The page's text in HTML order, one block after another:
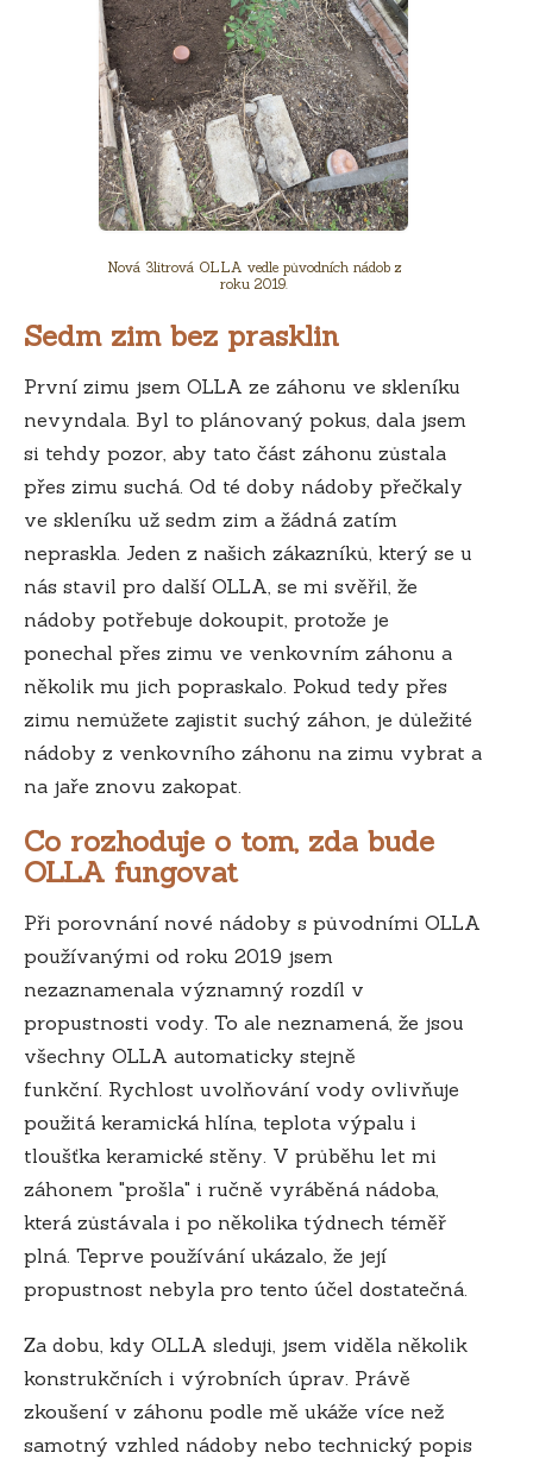
Nová 3litrová OLLA vedle původních nádob z
roku 2019.
Sedm zim bez prasklin
První zimu jsem OLLA ze záhonu ve skleníku
nevyndala. Byl to plánovaný pokus, dala jsem
si tehdy pozor, aby tato část záhonu zůstala
přes zimu suchá. Od té doby nádoby přečkaly
ve skleníku už sedm zim a žádná zatím
nepraskla. Jeden z našich zákazníků, který se u
nás stavil pro další OLLA, se mi svěřil, že
nádoby potřebuje dokoupit, protože je
ponechal přes zimu ve venkovním záhonu a
několik mu jich popraskalo. Pokud tedy přes
zimu nemůžete zajistit suchý záhon, je důležité
nádoby z venkovního záhonu na zimu vybrat a
na jaře znovu zakopat.
Co rozhoduje o tom, zda bude
OLLA fungovat
Při porovnání nové nádoby s původními OLLA
používanými od roku 2019 jsem
nezaznamenala významný rozdíl v
propustnosti vody. To ale neznamená, že jsou
všechny OLLA automaticky stejně
funkční. Rychlost uvolňování vody ovlivňuje
použitá keramická hlína, teplota výpalu i
tloušťka keramické stěny. V průběhu let mi
záhonem "prošla" i ručně vyráběná nádoba,
která zůstávala i po několika týdnech téměř
plná. Teprve používání ukázalo, že její
propustnost nebyla pro tento účel dostatečná.
Za dobu, kdy OLLA sleduji, jsem viděla několik
konstrukčních i výrobních úprav. Právě
zkoušení v záhonu podle mě ukáže více než
samotný vzhled nádoby nebo technický popis